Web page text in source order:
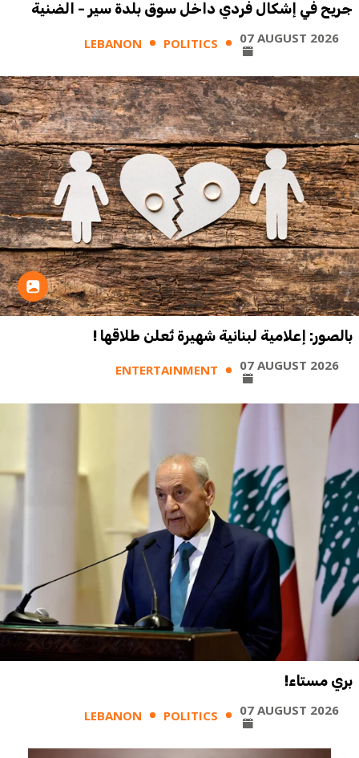
جريح في إشكال فردي داخل سوق بلدة سير - الضنية
LEBANON POLITICS 07 AUGUST 2026
بالصور: إعلامية لبنانية شهيرة تُعلن طلاقها !
ENTERTAINMENT 07 AUGUST 2026
بري مستاء!
LEBANON POLITICS 07 AUGUST 2026